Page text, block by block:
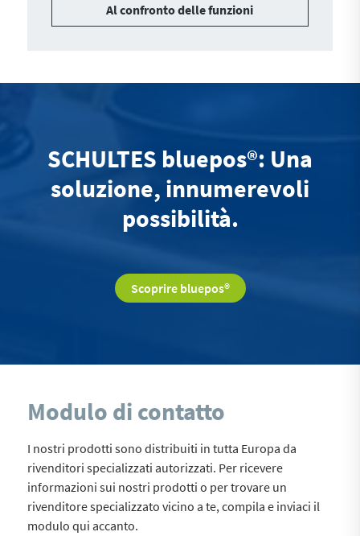
Al confronto delle funzioni
SCHULTES bluepos®: Una
soluzione, innumerevoli
possibilità.
Scoprire bluepos®
Modulo di contatto
I nostri prodotti sono distribuiti in tutta Europa da
rivenditori specializzati autorizzati. Per ricevere
informazioni sui nostri prodotti o per trovare un
rivenditore specializzato vicino a te, compila e inviaci il
modulo qui accanto.